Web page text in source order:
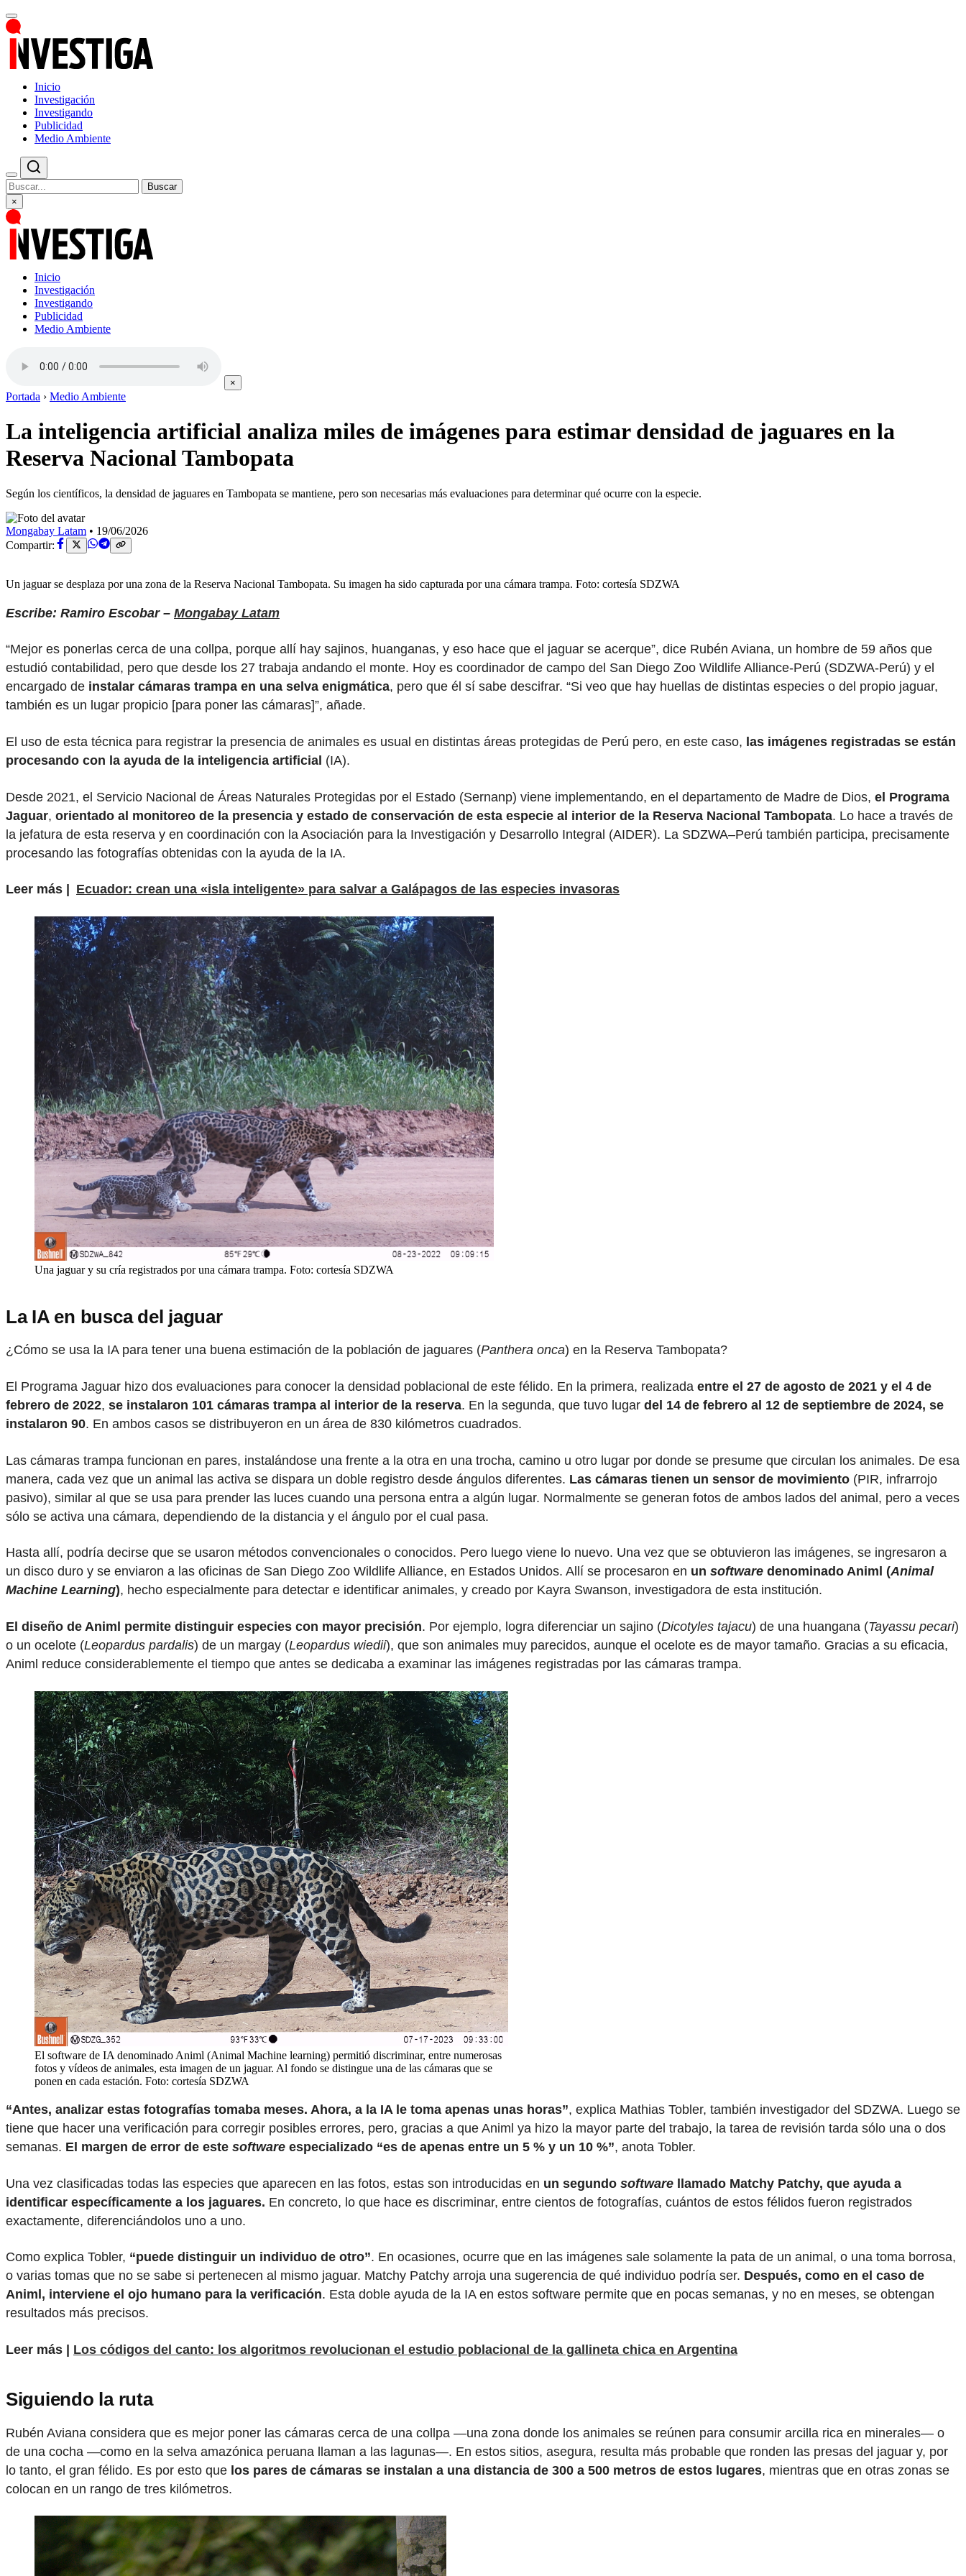
Inicio
Investigación
Investigando
Publicidad
Medio Ambiente
Buscar
×
Inicio
Investigación
Investigando
Publicidad
Medio Ambiente
×
Portada › Medio Ambiente
La inteligencia artificial analiza miles de imágenes para estimar densidad de jaguares en la
Reserva Nacional Tambopata
Según los científicos, la densidad de jaguares en Tambopata se mantiene, pero son necesarias más evaluaciones para determinar qué ocurre con la especie.
Mongabay Latam • 19/06/2026
Compartir:
Un jaguar se desplaza por una zona de la Reserva Nacional Tambopata. Su imagen ha sido capturada por una cámara trampa. Foto: cortesía SDZWA
Escribe: Ramiro Escobar – Mongabay Latam
“Mejor es ponerlas cerca de una collpa, porque allí hay sajinos, huanganas, y eso hace que el jaguar se acerque”, dice Rubén Aviana, un hombre de 59 años que
estudió contabilidad, pero que desde los 27 trabaja andando el monte. Hoy es coordinador de campo del San Diego Zoo Wildlife Alliance-Perú (SDZWA-Perú) y el
encargado de instalar cámaras trampa en una selva enigmática, pero que él sí sabe descifrar. “Si veo que hay huellas de distintas especies o del propio jaguar,
también es un lugar propicio [para poner las cámaras]”, añade.
El uso de esta técnica para registrar la presencia de animales es usual en distintas áreas protegidas de Perú pero, en este caso, las imágenes registradas se están
procesando con la ayuda de la inteligencia artificial (IA).
Desde 2021, el Servicio Nacional de Áreas Naturales Protegidas por el Estado (Sernanp) viene implementando, en el departamento de Madre de Dios, el Programa
Jaguar, orientado al monitoreo de la presencia y estado de conservación de esta especie al interior de la Reserva Nacional Tambopata. Lo hace a través de
la jefatura de esta reserva y en coordinación con la Asociación para la Investigación y Desarrollo Integral (AIDER). La SDZWA–Perú también participa, precisamente
procesando las fotografías obtenidas con la ayuda de la IA.
Leer más | Ecuador: crean una «isla inteligente» para salvar a Galápagos de las especies invasoras
Una jaguar y su cría registrados por una cámara trampa. Foto: cortesía SDZWA
La IA en busca del jaguar
¿Cómo se usa la IA para tener una buena estimación de la población de jaguares (Panthera onca) en la Reserva Tambopata?
El Programa Jaguar hizo dos evaluaciones para conocer la densidad poblacional de este félido. En la primera, realizada entre el 27 de agosto de 2021 y el 4 de
febrero de 2022, se instalaron 101 cámaras trampa al interior de la reserva. En la segunda, que tuvo lugar del 14 de febrero al 12 de septiembre de 2024, se
instalaron 90. En ambos casos se distribuyeron en un área de 830 kilómetros cuadrados.
Las cámaras trampa funcionan en pares, instalándose una frente a la otra en una trocha, camino u otro lugar por donde se presume que circulan los animales. De esa
manera, cada vez que un animal las activa se dispara un doble registro desde ángulos diferentes. Las cámaras tienen un sensor de movimiento (PIR, infrarrojo
pasivo), similar al que se usa para prender las luces cuando una persona entra a algún lugar. Normalmente se generan fotos de ambos lados del animal, pero a veces
sólo se activa una cámara, dependiendo de la distancia y el ángulo por el cual pasa.
Hasta allí, podría decirse que se usaron métodos convencionales o conocidos. Pero luego viene lo nuevo. Una vez que se obtuvieron las imágenes, se ingresaron a
un disco duro y se enviaron a las oficinas de San Diego Zoo Wildlife Alliance, en Estados Unidos. Allí se procesaron en un software denominado Animl (Animal
Machine Learning), hecho especialmente para detectar e identificar animales, y creado por Kayra Swanson, investigadora de esta institución.
El diseño de Animl permite distinguir especies con mayor precisión. Por ejemplo, logra diferenciar un sajino (Dicotyles tajacu) de una huangana (Tayassu pecari)
o un ocelote (Leopardus pardalis) de un margay (Leopardus wiedii), que son animales muy parecidos, aunque el ocelote es de mayor tamaño. Gracias a su eficacia,
Animl reduce considerablemente el tiempo que antes se dedicaba a examinar las imágenes registradas por las cámaras trampa.
El software de IA denominado Animl (Animal Machine learning) permitió discriminar, entre numerosas
fotos y vídeos de animales, esta imagen de un jaguar. Al fondo se distingue una de las cámaras que se
ponen en cada estación. Foto: cortesía SDZWA
“Antes, analizar estas fotografías tomaba meses. Ahora, a la IA le toma apenas unas horas”, explica Mathias Tobler, también investigador del SDZWA. Luego se
tiene que hacer una verificación para corregir posibles errores, pero, gracias a que Animl ya hizo la mayor parte del trabajo, la tarea de revisión tarda sólo una o dos
semanas. El margen de error de este software especializado “es de apenas entre un 5 % y un 10 %”, anota Tobler.
Una vez clasificadas todas las especies que aparecen en las fotos, estas son introducidas en un segundo software llamado Matchy Patchy, que ayuda a
identificar específicamente a los jaguares. En concreto, lo que hace es discriminar, entre cientos de fotografías, cuántos de estos félidos fueron registrados
exactamente, diferenciándolos uno a uno.
Como explica Tobler, “puede distinguir un individuo de otro”. En ocasiones, ocurre que en las imágenes sale solamente la pata de un animal, o una toma borrosa,
o varias tomas que no se sabe si pertenecen al mismo jaguar. Matchy Patchy arroja una sugerencia de qué individuo podría ser. Después, como en el caso de
Animl, interviene el ojo humano para la verificación. Esta doble ayuda de la IA en estos software permite que en pocas semanas, y no en meses, se obtengan
resultados más precisos.
Leer más | Los códigos del canto: los algoritmos revolucionan el estudio poblacional de la gallineta chica en Argentina
Siguiendo la ruta
Rubén Aviana considera que es mejor poner las cámaras cerca de una collpa —una zona donde los animales se reúnen para consumir arcilla rica en minerales— o
de una cocha —como en la selva amazónica peruana llaman a las lagunas—. En estos sitios, asegura, resulta más probable que ronden las presas del jaguar y, por
lo tanto, el gran félido. Es por esto que los pares de cámaras se instalan a una distancia de 300 a 500 metros de estos lugares, mientras que en otras zonas se
colocan en un rango de tres kilómetros.